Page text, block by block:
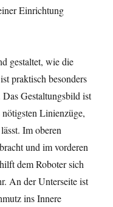
Einrichtung
gestaltet, wie die
praktisch besonders
Gestaltungsbild ist
Linienzüge,
Im oberen
und im vorderen
dem Roboter sich
An der Unterseite ist
ins Innere